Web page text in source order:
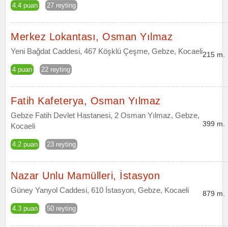
4.4 puan 27 reyting
Merkez Lokantası, Osman Yılmaz
Yeni Bağdat Caddesi, 467 Köşklü Çeşme, Gebze, Kocaeli
4 puan 22 reyting
215 m.
Fatih Kafeterya, Osman Yılmaz
Gebze Fatih Devlet Hastanesi, 2 Osman Yılmaz, Gebze,
Kocaeli
4.2 puan 23 reyting
399 m.
Nazar Unlu Mamülleri, İstasyon
Güney Yanyol Caddesi, 610 İstasyon, Gebze, Kocaeli
4.3 puan 50 reyting
879 m.